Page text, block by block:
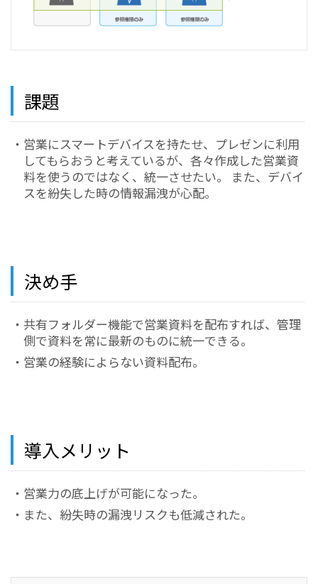
課題
・営業にスマートデバイスを持たせ、プレゼンに利用
してもらおうと考えているが、各々作成した営業資
料を使うのではなく、統一させたい。 また、デバイ
スを紛失した時の情報漏洩が心配。
決め手
・共有フォルダー機能で営業資料を配布すれば、管理
側で資料を常に最新のものに統一できる。
・営業の経験によらない資料配布。
導入メリット
・営業力の底上げが可能になった。
・また、紛失時の漏洩リスクも低減された。